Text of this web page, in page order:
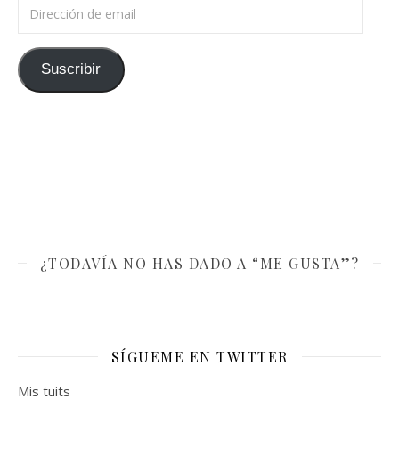
Suscribir
¿TODAVÍA NO HAS DADO A “ME GUSTA”?
SÍGUEME EN TWITTER
Mis tuits